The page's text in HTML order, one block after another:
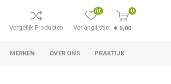
Vergelijk Producten Verlanglijstje
(0) 0
€ 0,00
MERKEN OVER ONS PRAKTIJK